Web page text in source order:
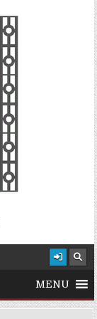
MENU